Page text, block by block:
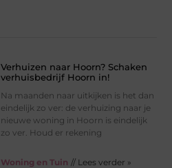
Verhuizen naar Hoorn? Schaken
verhuisbedrijf Hoorn in!
Na maanden naar uitkijken is het dan
eindelijk zo ver: de verhuizing naar je
nieuwe woning in Hoorn is eindelijk
zo ver. Houd er rekening
Woning en Tuin // Lees verder »